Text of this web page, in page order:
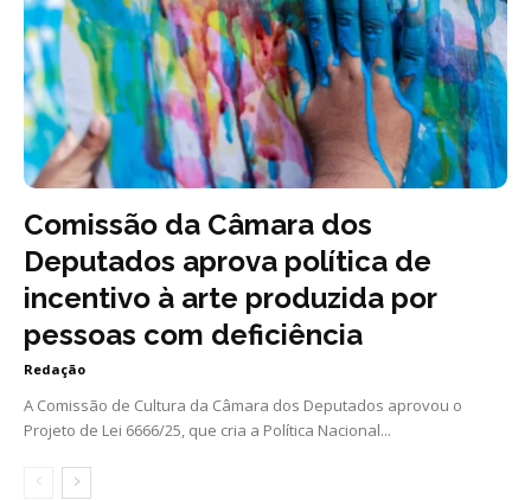
Comissão da Câmara dos
Deputados aprova política de
incentivo à arte produzida por
pessoas com deficiência
Redação
A Comissão de Cultura da Câmara dos Deputados aprovou o
Projeto de Lei 6666/25, que cria a Política Nacional...